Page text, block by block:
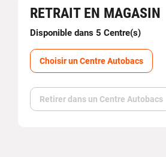
RETRAIT EN MAGASIN
Disponible dans 5 Centre(s)
Choisir un Centre Autobacs
Retirer dans un Centre Autobacs